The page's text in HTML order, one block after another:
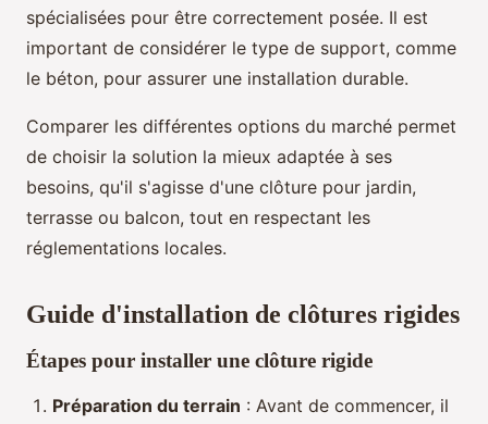
spécialisées pour être correctement posée. Il est
important de considérer le type de support, comme
le béton, pour assurer une installation durable.
Comparer les différentes options du marché permet
de choisir la solution la mieux adaptée à ses
besoins, qu'il s'agisse d'une clôture pour jardin,
terrasse ou balcon, tout en respectant les
réglementations locales.
Guide d'installation de clôtures rigides
Étapes pour installer une clôture rigide
Préparation du terrain : Avant de commencer, il